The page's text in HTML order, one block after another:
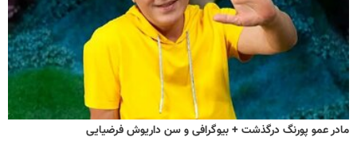
مادر عمو پورنگ درگذشت + بیوگرافی و سن داریوش فرضیایی